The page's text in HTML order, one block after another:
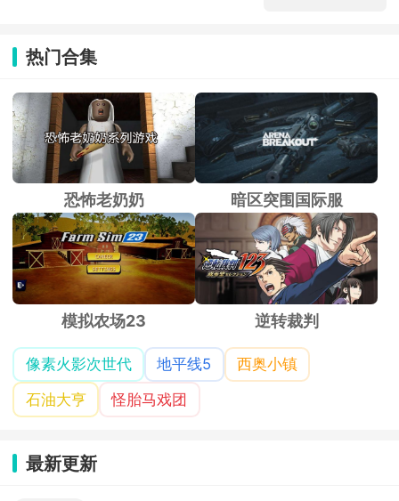
恐怖老奶奶 暗区突围国际服
模拟农场23 逆转裁判
像素火影次世代
西奥小镇
石油大亨
怪胎马戏团
最新更新
mimel